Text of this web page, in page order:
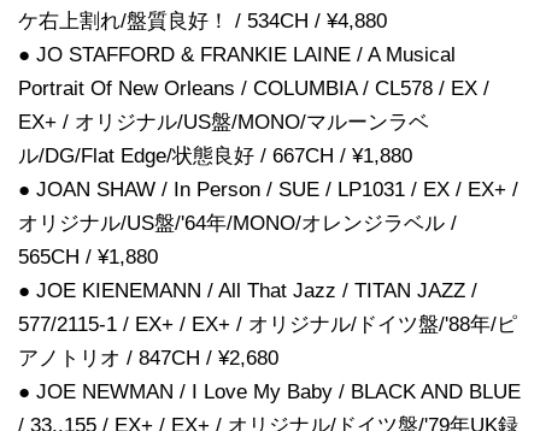
ケ右上割れ/盤質良好！ / 534CH / ¥4,880
● JO STAFFORD & FRANKIE LAINE / A Musical
Portrait Of New Orleans / COLUMBIA / CL578 / EX /
EX+ / オリジナル/US盤/MONO/マルーンラベ
ル/DG/Flat Edge/状態良好 / 667CH / ¥1,880
● JOAN SHAW / In Person / SUE / LP1031 / EX / EX+ /
オリジナル/US盤/'64年/MONO/オレンジラベル /
565CH / ¥1,880
● JOE KIENEMANN / All That Jazz / TITAN JAZZ /
577/2115-1 / EX+ / EX+ / オリジナル/ドイツ盤/'88年/ピ
アノトリオ / 847CH / ¥2,680
● JOE NEWMAN / I Love My Baby / BLACK AND BLUE
/ 33..155 / EX+ / EX+ / オリジナル/ドイツ盤/'79年UK録